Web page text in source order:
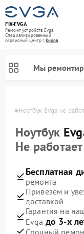
FIX-EVGA
Ремонт устройств Evga
Специализированный
cервисный центр г.Киров
Мы
Ноутбук Evga не
Ноутбук
Не
Бесплатная
ремонта
Привезем и
доставкой
Гарантия на
Evga до 3-х
Срочный